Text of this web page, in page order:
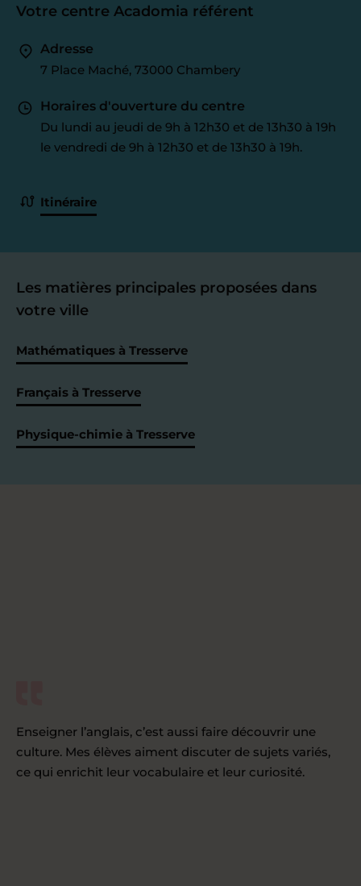
Votre centre Acadomia référent
Adresse
7 Place Maché, 73000 Chambery
Horaires d'ouverture du centre
Du lundi au jeudi de 9h à 12h30 et de 13h30 à 19h
le vendredi de 9h à 12h30 et de 13h30 à 19h.
Itinéraire
Les matières principales proposées dans
votre ville
Mathématiques à Tresserve
Français à Tresserve
Physique-chimie à Tresserve
Enseigner l’anglais, c’est aussi faire découvrir une
culture. Mes élèves aiment discuter de sujets variés,
ce qui enrichit leur vocabulaire et leur curiosité.